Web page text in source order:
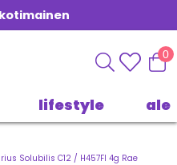
0
lifestyle ale
Solubilis C12 / H457FI 4g Rae